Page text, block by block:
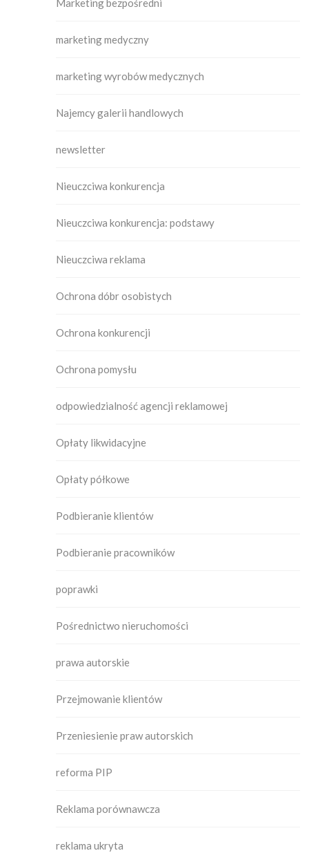
Marketing bezpośredni
marketing medyczny
marketing wyrobów medycznych
Najemcy galerii handlowych
newsletter
Nieuczciwa konkurencja
Nieuczciwa konkurencja: podstawy
Nieuczciwa reklama
Ochrona dóbr osobistych
Ochrona konkurencji
Ochrona pomysłu
odpowiedzialność agencji reklamowej
Opłaty likwidacyjne
Opłaty półkowe
Podbieranie klientów
Podbieranie pracowników
poprawki
Pośrednictwo nieruchomości
prawa autorskie
Przejmowanie klientów
Przeniesienie praw autorskich
reforma PIP
Reklama porównawcza
reklama ukryta